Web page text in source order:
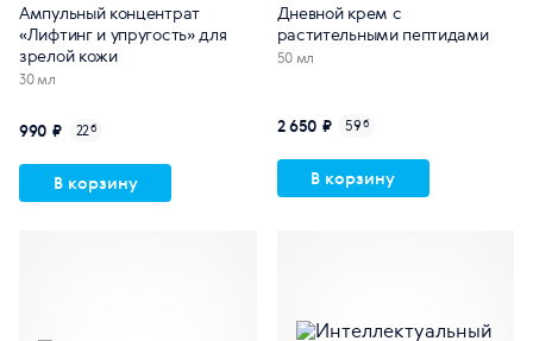
Ампульный концентрат
«Лифтинг и упругость» для
зрелой кожи
30 мл
990 ₽ 22б
В корзину
Дневной крем с
растительными пептидами
50 мл
2 650 ₽ 59б
В корзину